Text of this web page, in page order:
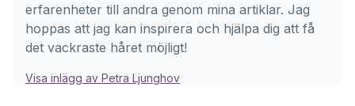
erfarenheter till andra genom mina artiklar. Jag
hoppas att jag kan inspirera och hjälpa dig att få
det vackraste håret möjligt!
Visa inlägg av Petra Ljunghov